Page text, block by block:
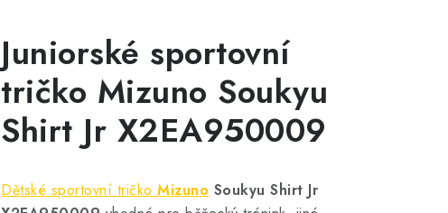
Juniorské sportovní
tričko Mizuno Soukyu
Shirt Jr X2EA950009
Dětské sportovní tričko Mizuno Soukyu Shirt Jr